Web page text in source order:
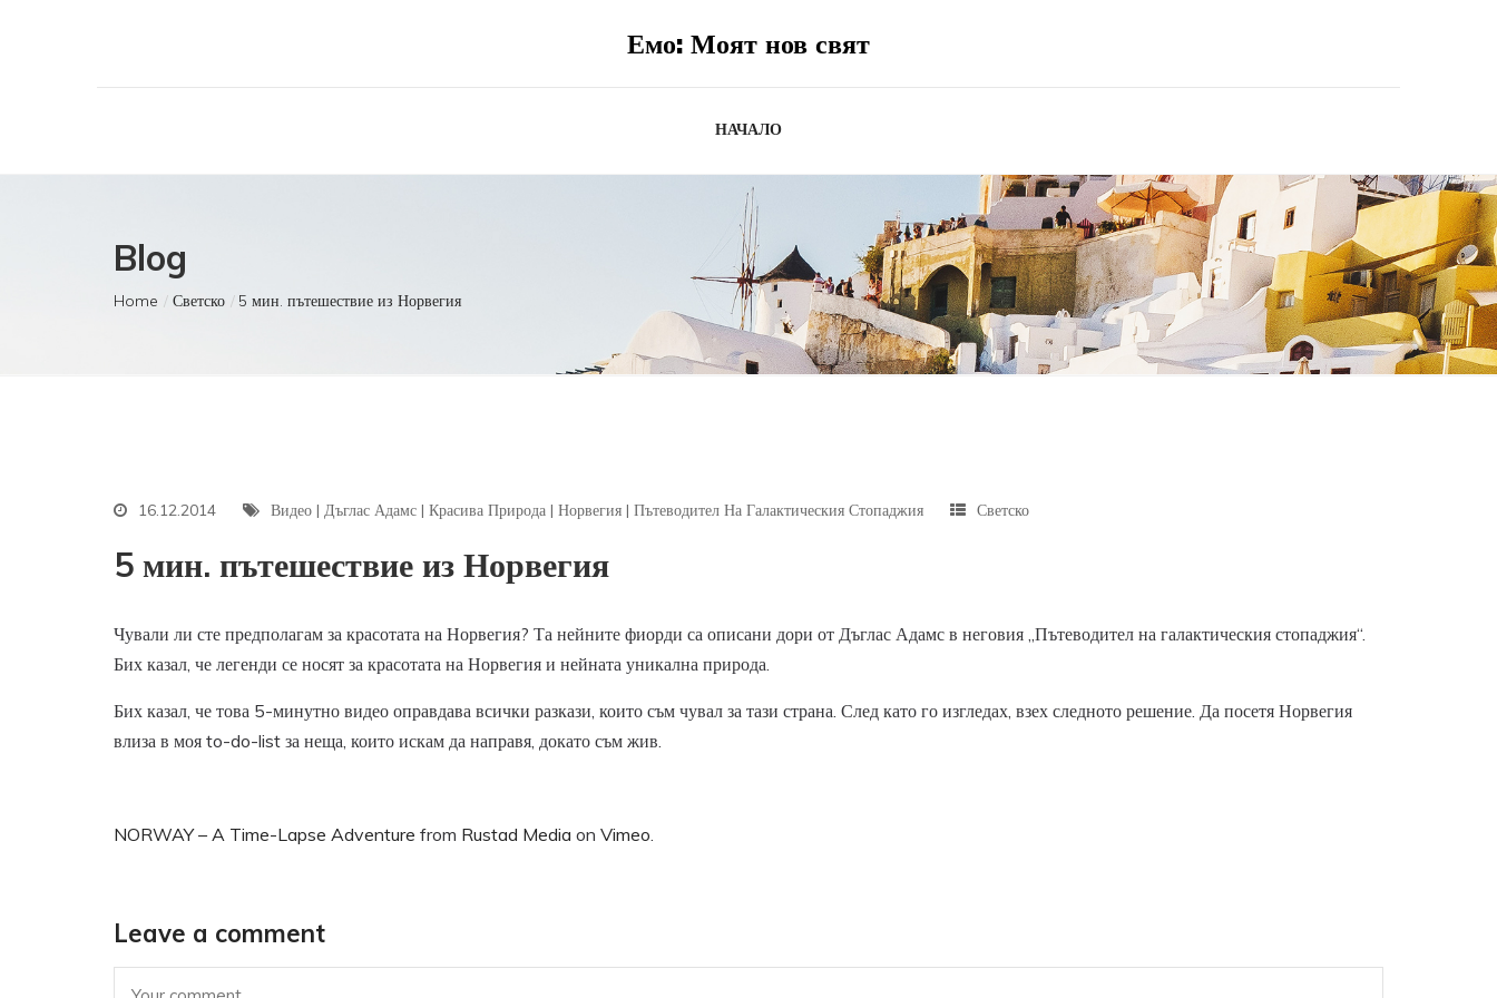
Емо: Моят нов свят
НАЧАЛО
Blog
Home Светско 5 мин. пътешествие из Норвегия
16.12.2014 Видео | Дъглас Адамс | Красива Природа | Норвегия | Пътеводител На Галактическия Стопаджия Светско
5 мин. пътешествие из Норвегия
Чували ли сте предполагам за красотата на Норвегия? Та нейните фиорди са описани дори от Дъглас Адамс в неговия „Пътеводител на галактическия стопаджия“.
Бих казал, че легенди се носят за красотата на Норвегия и нейната уникална природа.
Бих казал, че това 5-минутно видео оправдава всички разкази, които съм чувал за тази страна. След като го изгледах, взех следното решение. Да посетя Норвегия
влиза в моя to-do-list за неща, които искам да направя, докато съм жив.
NORWAY – A Time-Lapse Adventure from Rustad Media on Vimeo.
Leave a comment